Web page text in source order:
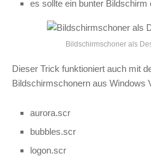
es sollte ein bunter Bildschirm
Bildschirmschoner als
Dieser Trick funktioniert auch mit
Bildschirmschonern aus Windows
aurora.scr
bubbles.scr
logon.scr